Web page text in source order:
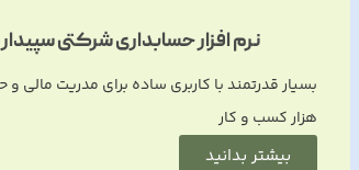
نرم افزار حسابداری شرکتی سپیدار
هزار کسب و کار
بیشتر بدانید